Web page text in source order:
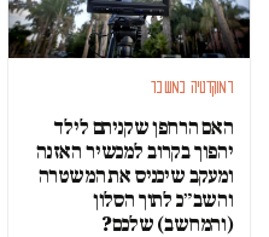
דמוקרטיה במשבר
האם הרחפן שקניתם לילד
יהפוך בקרוב למכשיר האזנה
ומעקב שיכניס את המשטרה
והשב״כ לתוך הסלון
(והמחשב) שלכם?